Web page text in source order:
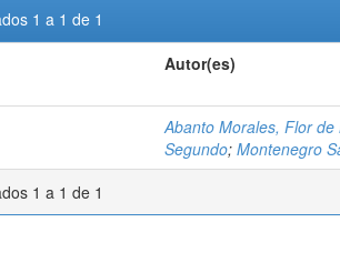
1 a 1 de 1
Autor(es)
Abanto Morales, Flor de
Segundo; Montenegro
1 a 1 de 1